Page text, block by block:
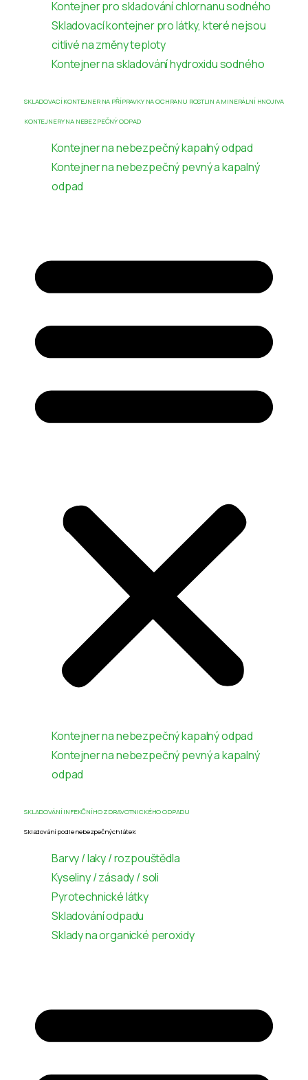
Kontejner pro skladování chlornanu sodného
Skladovací kontejner pro látky, které nejsou
citlivé na změny teploty
Kontejner na skladování hydroxidu sodného
SKLADOVACÍ KONTEJNER NA PŘÍPRAVKY NA OCHRANU ROSTLIN A MINERÁLNÍ HNOJIVA
KONTEJNERY NA NEBEZPEČNÝ ODPAD
Kontejner na nebezpečný kapalný odpad
Kontejner na nebezpečný pevný a kapalný
odpad
Kontejner na nebezpečný kapalný odpad
Kontejner na nebezpečný pevný a kapalný
odpad
SKLADOVÁNÍ INFEKČNÍHO ZDRAVOTNICKÉHO ODPADU
Skladování podle nebezpečných látek:
Barvy / laky / rozpouštědla
Kyseliny / zásady / soli
Pyrotechnické látky
Skladování odpadu
Sklady na organické peroxidy